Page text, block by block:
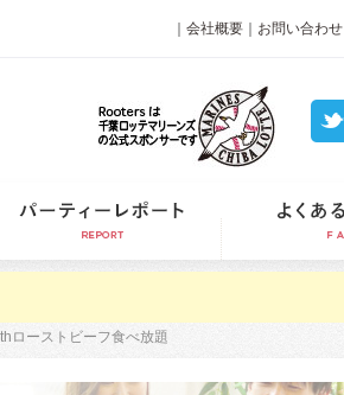
会社概要 お問い合わせ
ローストビーフ食べ放題